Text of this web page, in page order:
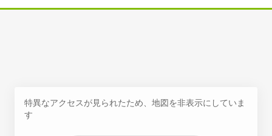
特異なアクセスが見られたため、地図を非表示にしていま
す